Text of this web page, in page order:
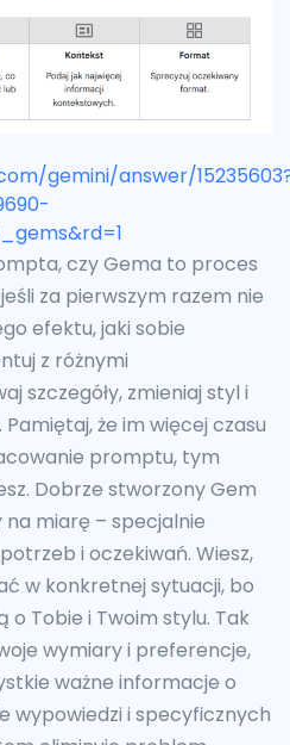
gemini/answer/
czy Gema to proces
za pierwszym razem nie
efektu, jaki sobie
z różnymi
szczegóły, zmieniaj styl i
że im więcej czasu
promptu, tym
Dobrze stworzony Gem
miarę – specjalnie
i oczekiwań. Wiesz,
w konkretnej sytuacji, bo
o Tobie i Twoim stylu. Tak
wymiary i preferencje,
ważne informacje o
wypowiedzi i specyficznych